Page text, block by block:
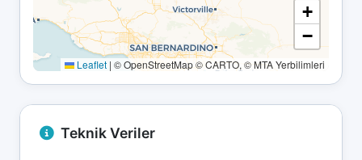
+
−
Leaflet | © OpenStreetMap © CARTO, © MTA Yerbilimleri
Teknik Veriler